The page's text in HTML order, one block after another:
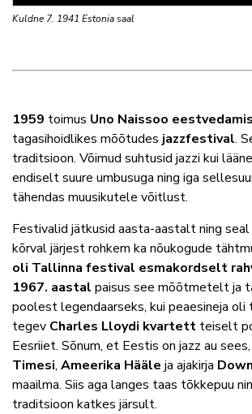
Kuldne 7. 1941 Estonia saal
1959 toimus Uno Naissoo
tagasihoidlikes mõõtudes jazzfestival.
traditsioon. Võimud suhtusid jazzi kui
endiselt suure umbusuga ning iga
tähendas muusikutele võitlust.
Festivalid jätkusid aasta-aastalt ning
kõrval järjest rohkem ka nõukogude
oli Tallinna festival esmakordselt
1967. aastal paisus see mõõtmetelt ja
poolest legendaarseks, kui peaesineja
tegev Charles Lloydi kvartett teiselt
Eesriiet. Sõnum, et Eestis on jazz au
Timesi, Ameerika Hääle ja ajakirja
maailma. Siis aga langes taas tõkkepuu
traditsioon katkes järsult.